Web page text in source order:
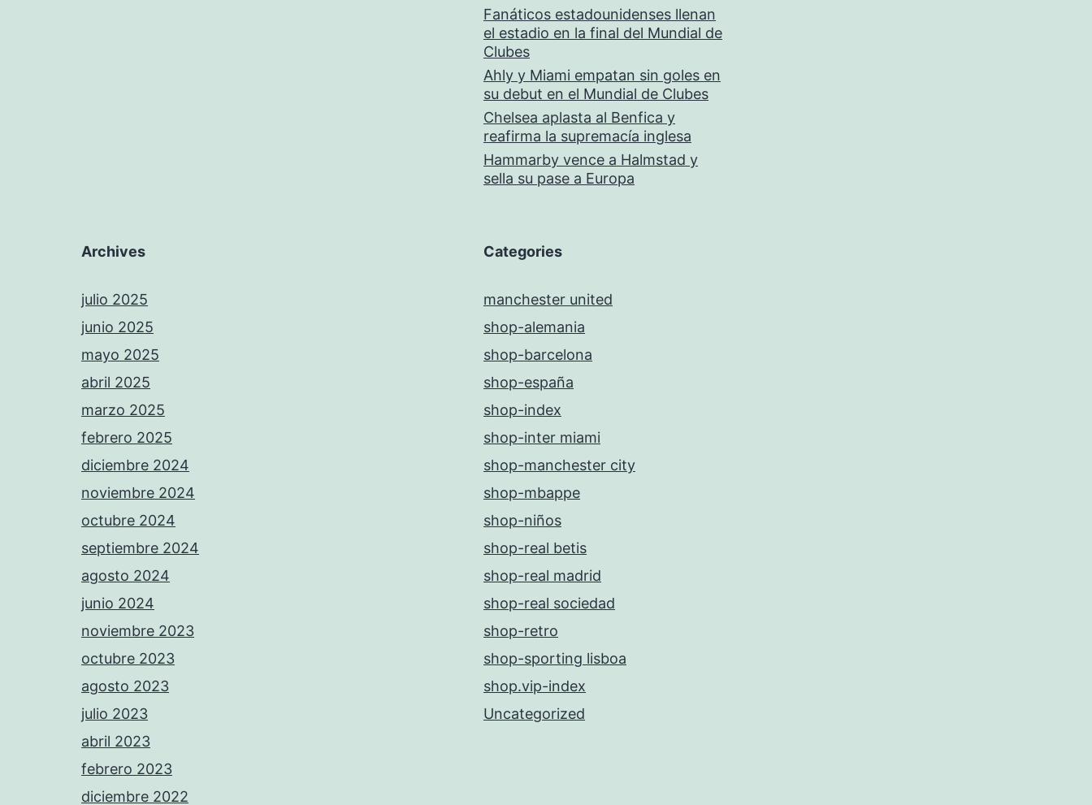
Fanáticos estadounidenses llenan
el estadio en la final del Mundial de
Clubes
Ahly y Miami empatan sin goles en
su debut en el Mundial de Clubes
Chelsea aplasta al Benfica y
reafirma la supremacía inglesa
Hammarby vence a Halmstad y
sella su pase a Europa
Archives
julio 2025
junio 2025
mayo 2025
abril 2025
marzo 2025
febrero 2025
diciembre 2024
noviembre 2024
octubre 2024
septiembre 2024
agosto 2024
junio 2024
noviembre 2023
octubre 2023
agosto 2023
julio 2023
abril 2023
febrero 2023
diciembre 2022
Categories
manchester united
shop-alemania
shop-barcelona
shop-españa
shop-index
shop-inter miami
shop-manchester city
shop-mbappe
shop-niños
shop-real betis
shop-real madrid
shop-real sociedad
shop-retro
shop-sporting lisboa
shop.vip-index
Uncategorized